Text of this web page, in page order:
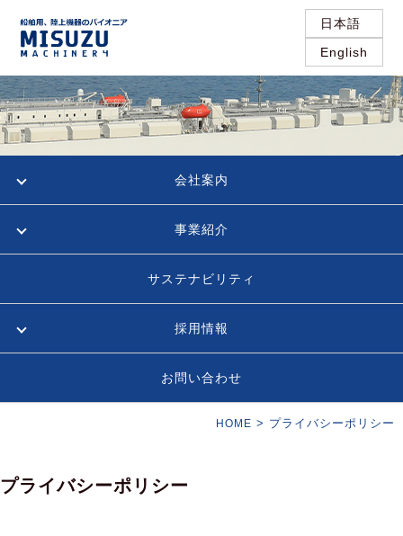
日本語
English
会社案内
事業紹介
サステナビリティ
採用情報
お問い合わせ
HOME > プライバシーポリシー
プライバシーポリシー